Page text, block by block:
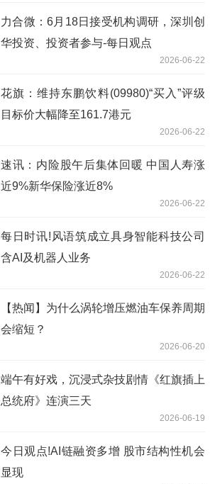
力合微：6月18日接受机构调研，深圳创
华投资、投资者参与-每日观点
2026-06-22
花旗：维持东鹏饮料(09980)“买入”评级
目标价大幅降至161.7港元
2026-06-22
速讯：内险股午后集体回暖 中国人寿涨
近9%新华保险涨近8%
2026-06-22
每日时讯!风语筑成立具身智能科技公司
含AI及机器人业务
2026-06-22
【热闻】为什么涡轮增压燃油车保养周期
会缩短？
2026-06-20
端午有好戏，沉浸式杂技剧情《红旗插上
总统府》连演三天
2026-06-19
今日观点!AI链融资多增 股市结构性机会
显现